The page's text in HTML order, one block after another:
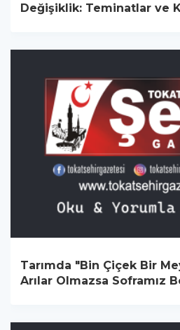
Değişiklik: Teminatlar ve
Tarımda "Bin Çiçek Bir
Arılar Olmazsa Soframız